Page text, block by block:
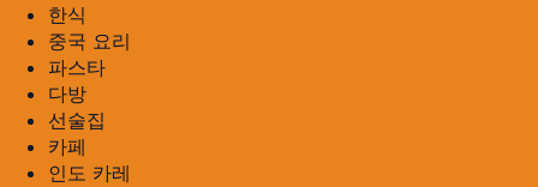
한식
중국 요리
파스타
다방
선술집
카페
인도 카레